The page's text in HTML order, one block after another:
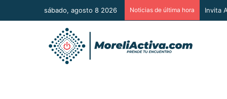
sábado, agosto 8 2026 Noticias de última hora